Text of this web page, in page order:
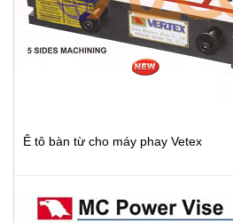
Ê tô bàn từ cho máy phay Vetex